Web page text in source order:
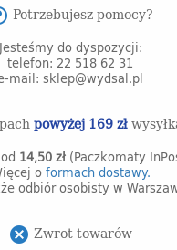
Potrzebujesz pomocy?
Jesteśmy do dyspozycji:
telefon: 22 518 62 31
mail: sklep@wydsal.pl
powyżej 169 zł
14,50 zł (Paczkomaty
o formach dostawy.
odbiór osobisty w
cancel Zwrot towarów